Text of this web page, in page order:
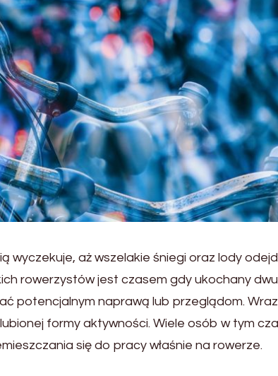
wyczekuje, aż wszelakie śniegi oraz lody
rowerzystów jest czasem gdy ukochany
potencjalnym naprawą lub przeglądom.
formy aktywności. Wiele osób w tym
się do pracy właśnie na rowerze.